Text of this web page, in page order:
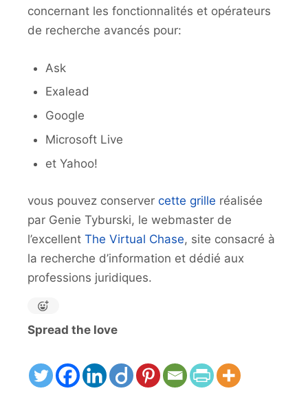
concernant les fonctionnalités et opérateurs
de recherche avancés pour:
Ask
Exalead
Google
Microsoft Live
et Yahoo!
vous pouvez conserver cette grille réalisée
par Genie Tyburski, le webmaster de
l’excellent The Virtual Chase, site consacré à
la recherche d’information et dédié aux
professions juridiques.
Spread the love